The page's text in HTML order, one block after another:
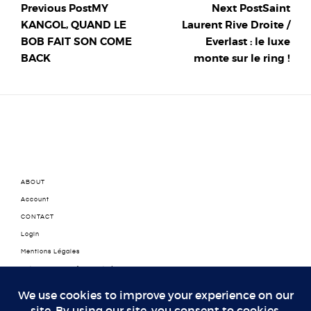
Previous PostMY
KANGOL, QUAND LE
BOB FAIT SON COME
BACK
Next PostSaint
Laurent Rive Droite /
Everlast : le luxe
monte sur le ring !
ABOUT
Account
CONTACT
Login
Mentions Légales
Politique de confidentialité